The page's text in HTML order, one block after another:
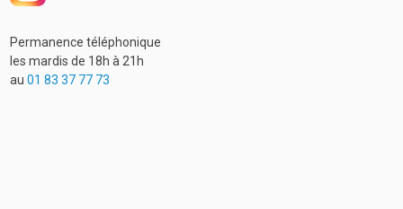
Permanence téléphonique
les mardis de 18h à 21h
au01 83 37 77 73